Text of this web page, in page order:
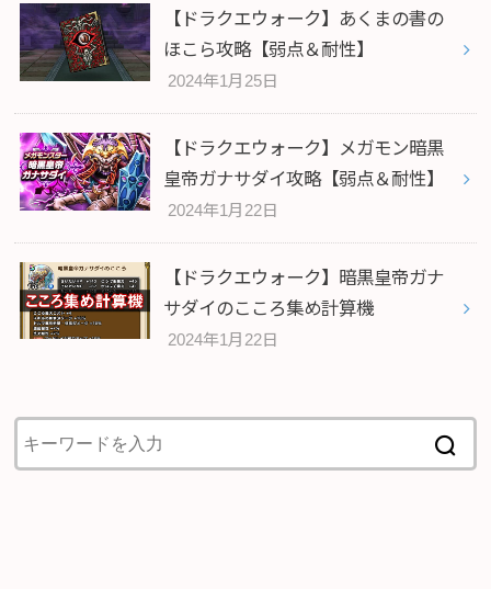
【ドラクエウォーク】あくまの書の
ほこら攻略【弱点＆耐性】
2024年1月25日
【ドラクエウォーク】メガモン暗黒
皇帝ガナサダイ攻略【弱点＆耐性】
2024年1月22日
【ドラクエウォーク】暗黒皇帝ガナ
サダイのこころ集め計算機
2024年1月22日